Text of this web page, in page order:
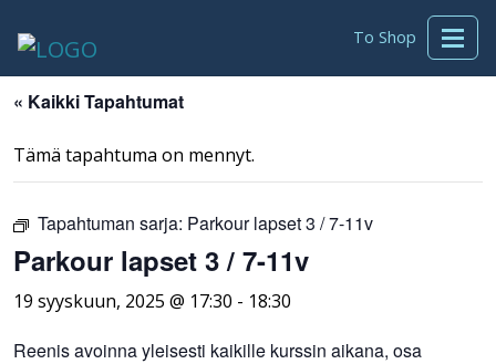
To Shop
« Kaikki Tapahtumat
Tämä tapahtuma on mennyt.
Tapahtuman sarja: Parkour lapset 3 / 7-11v
Parkour lapset 3 / 7-11v
19 syyskuun, 2025 @ 17:30 - 18:30
Reenis avoinna yleisesti kaikille kurssin aikana, osa